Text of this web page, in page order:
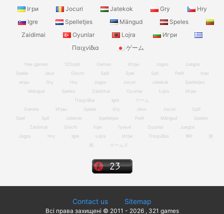
Ігри
Jocuri Jatekok Gry
Hry
Igre
Spelletjes Mängud
Speles
Zaidimai
Oyunlar Lojra
Игри
Παιχνίδια
ゲーム
free games 123spill Games Игры Jogos
Juegos
Spiele
Jeux Giochi Spill Spel Spil Pelit
Ігри
игры
Gry Hry Jogos Jocuri Jatekok
Spelletjes
Mängud
Speles Zaidimai Oyunlar Lojra
Игри
Παιχνίδια
Igre
ゲーム
Games
Игры Spiele Gry Jeux Jocuri
Spill
Spel
Spil Jatekok Spelletjes Pelit Mängud
Speles
Zaidimai
Giochi Ігри Гульні Oyunlar
Juegos
Jogos
Hry Igre Lojra Игри Παιχνίδια खेल
游
戏
ゲームズ
Contact us Sitemap
Всі права захищені © 2011 - 2026 , 321 games